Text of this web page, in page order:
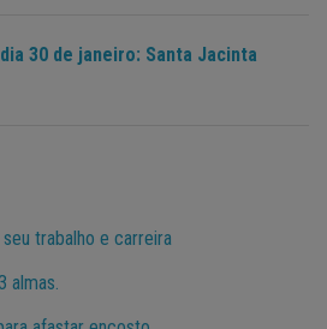
30 de janeiro: Santa Jacinta
trabalho e carreira
almas.